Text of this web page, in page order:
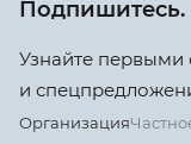
Подпишитесь.
Узнайте первыми
и
Организация